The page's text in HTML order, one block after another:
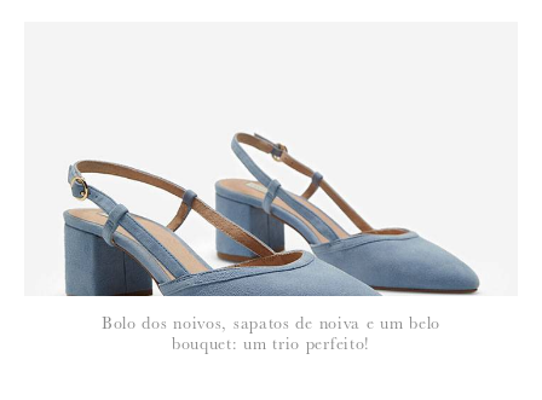
Bolo dos noivos, sapatos de noiva e um belo
bouquet: um trio perfeito!